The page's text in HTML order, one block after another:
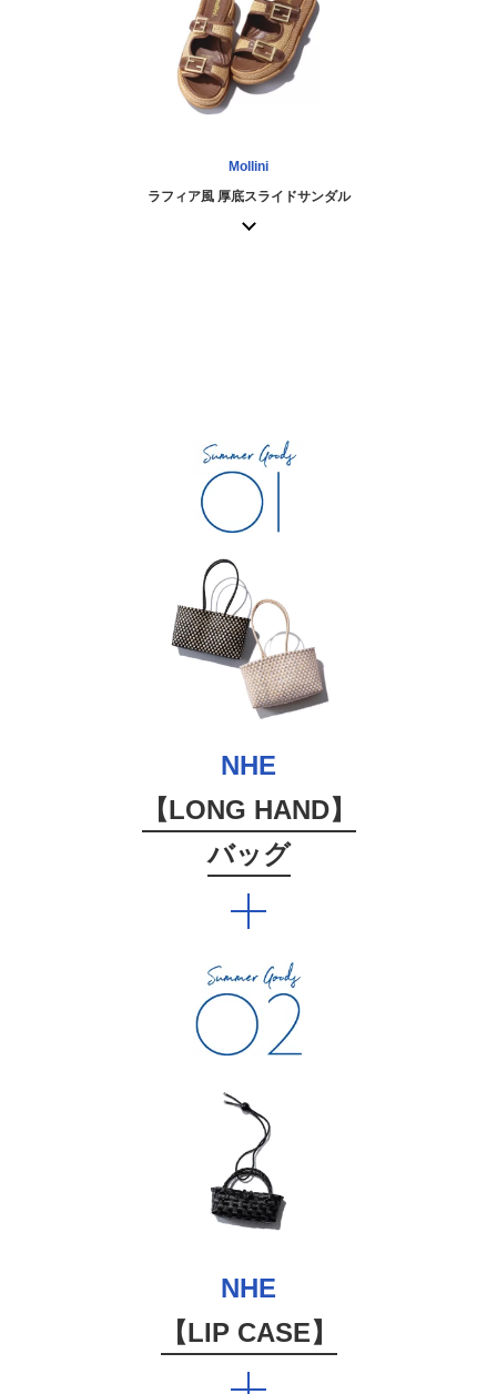
Mollini
ラフィア風 厚底スライドサンダル
NHE
【LONG HAND】
バッグ
NHE
【LIP CASE】